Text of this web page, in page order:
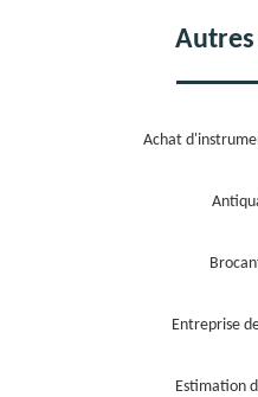
Autres
Achat
Entreprise
Estimation